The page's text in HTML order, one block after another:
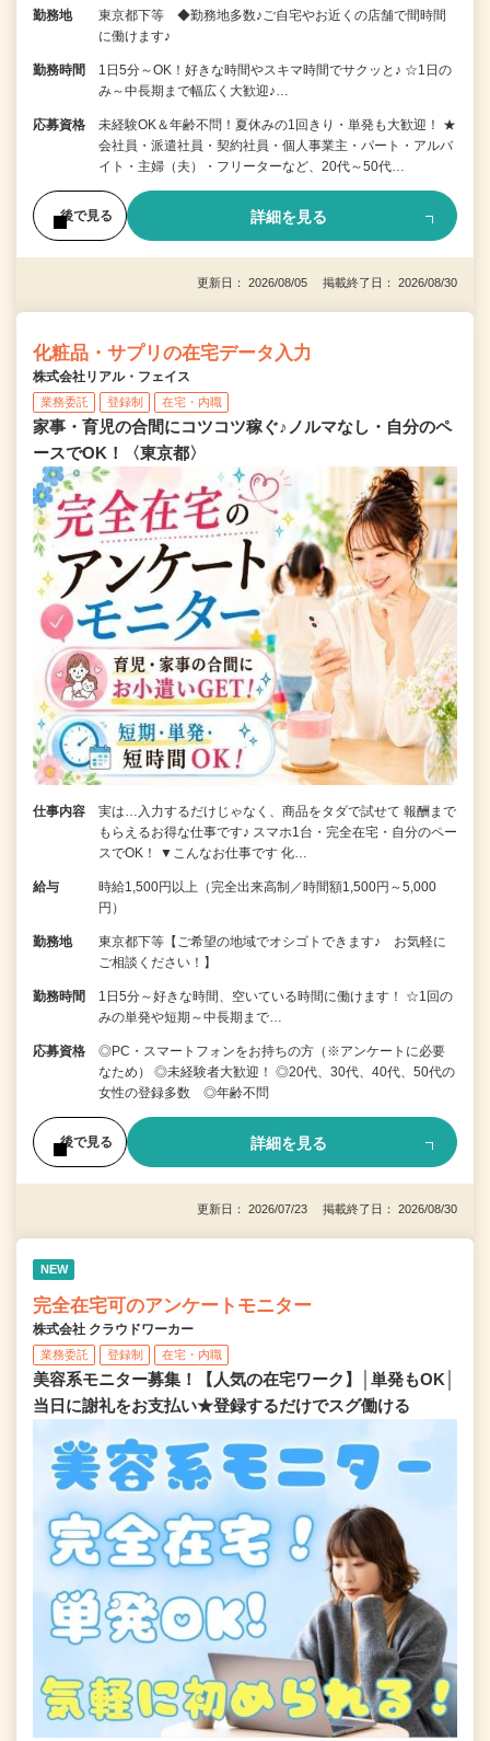
勤務地
東京都下等 ◆勤務地多数♪ご自宅やお近くの店舗で間時間
に働けます♪
勤務時間
1日5分～OK！好きな時間やスキマ時間でサクッと♪ ☆1日の
み～中長期まで幅広く大歓迎♪…
応募資格
未経験OK＆年齢不問！夏休みの1回きり・単発も大歓迎！ ★
会社員・派遣社員・契約社員・個人事業主・パート・アルバ
イト・主婦（夫）・フリーターなど、20代～50代…
後で見る 詳細を見る
更新日： 2026/08/05 掲載終了日： 2026/08/30
化粧品・サプリの在宅データ入力
株式会社リアル・フェイス
業務委託 登録制 在宅・内職
家事・育児の合間にコツコツ稼ぐ♪ノルマなし・自分のペ
ースでOK！〈東京都〉
仕事内容
実は…入力するだけじゃなく、商品をタダで試せて 報酬まで
もらえるお得な仕事です♪ スマホ1台・完全在宅・自分のペー
スでOK！ ▼こんなお仕事です 化…
給与
時給1,500円以上（完全出来高制／時間額1,500円～5,000
円）
勤務地
東京都下等【ご希望の地域でオシゴトできます♪ お気軽に
ご相談ください！】
勤務時間
1日5分～好きな時間、空いている時間に働けます！ ☆1回の
みの単発や短期～中長期まで…
応募資格
◎PC・スマートフォンをお持ちの方（※アンケートに必要
なため） ◎未経験者大歓迎！ ◎20代、30代、40代、50代の
女性の登録多数 ◎年齢不問
後で見る 詳細を見る
更新日： 2026/07/23 掲載終了日： 2026/08/30
NEW
完全在宅可のアンケートモニター
株式会社 クラウドワーカー
業務委託 登録制 在宅・内職
美容系モニター募集！【人気の在宅ワーク】│単発もOK│
当日に謝礼をお支払い★登録するだけでスグ働ける